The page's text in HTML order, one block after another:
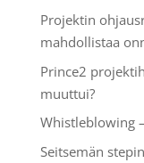
Projektin
mahdollistaa
Prince2
muuttui?
Whistleblowing
Seitsemän